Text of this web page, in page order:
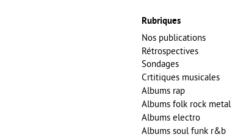
Rubriques
Nos publications
Rétrospectives
Sondages
Crtitiques musicales
Albums rap
Albums folk rock metal
Albums electro
Albums soul funk r&b